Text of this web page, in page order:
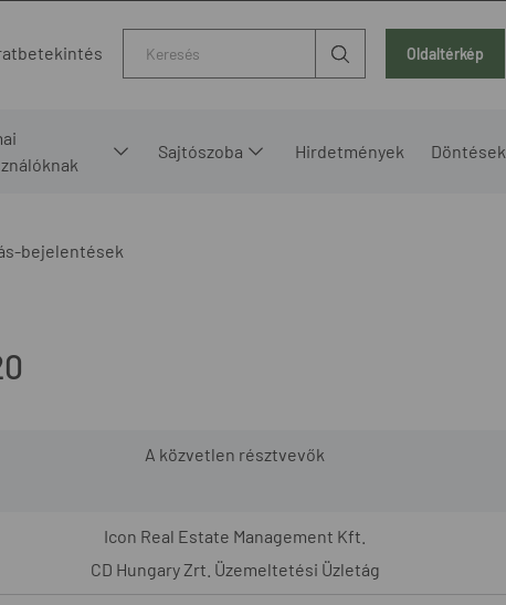
Oldaltérkép
Sajtószoba Hirdetmények Döntések
bejelentések
A közvetlen résztvevők
Icon Real Estate Management Kft.
CD Hungary Zrt. Üzemeltetési Üzletág